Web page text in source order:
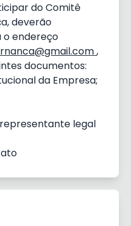
do Comitê
deverão
endereço
,
documentos:
da Empresa;
legal